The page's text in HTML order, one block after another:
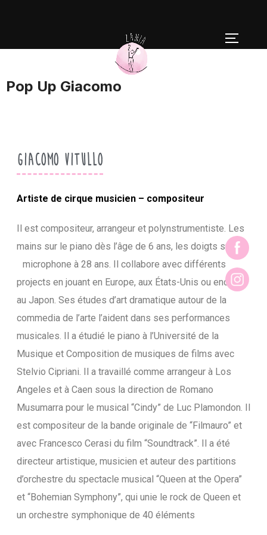
Pop Up Giacomo
Giacomo Vitullo
Artiste de cirque musicien – compositeur
Il est compositeur, arrangeur et polynstrumentiste. Les
mains sur le piano dès l’âge de 6 ans, les doigts sur le
microphone à 28 ans. Il collabore avec différents
projects en jouant en Europe, aux États-Unis ou encore
au Japon. Ses études d’art dramatique autour de la
commedia de l’arte l’aident dans ses performances
musicales. Il a étudié le piano à l’Université de la
Musique et Composition de musiques de films avec
Stelvio Cipriani. Il a travaillé comme arrangeur à Los
Angeles et à Caen sous la direction de Romano
Musumarra pour le musical “Cindy” de Luc Plamondon. Il
est compositeur de la bande originale de “Filmauro” et
avec Francesco Cerasi du film “Soundtrack”. Il a été
directeur artistique, musicien et auteur des partitions
d’orchestre du spectacle musical “Queen at the Opera”
et “Bohemian Symphony”, qui unie le rock de Queen et
un orchestre symphonique de 40 éléments